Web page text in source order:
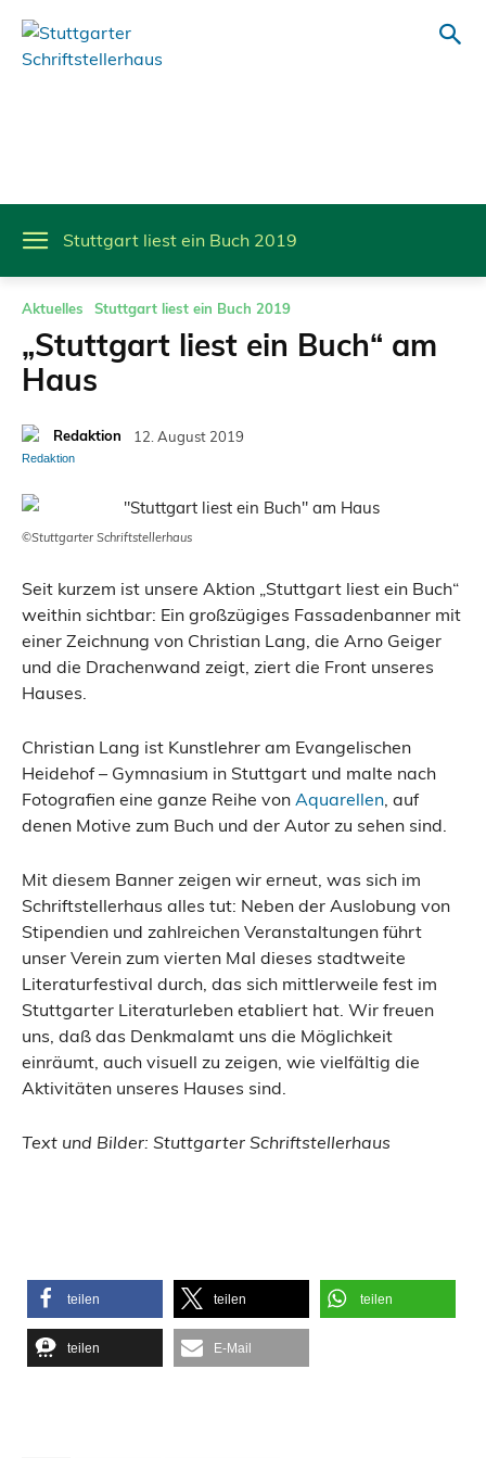
Stuttgart liest ein Buch 2019
Aktuelles Stuttgart liest ein Buch 2019
„Stuttgart liest ein Buch“ am
Haus
Redaktion 12. August 2019
©Stuttgarter Schriftstellerhaus
Seit kurzem ist unsere Aktion „Stuttgart liest ein Buch“
weithin sichtbar: Ein großzügiges Fassadenbanner mit
einer Zeichnung von Christian Lang, die Arno Geiger
und die Drachenwand zeigt, ziert die Front unseres
Hauses.
Christian Lang ist Kunstlehrer am Evangelischen
Heidehof – Gymnasium in Stuttgart und malte nach
Fotografien eine ganze Reihe von Aquarellen , auf
denen Motive zum Buch und der Autor zu sehen sind.
Mit diesem Banner zeigen wir erneut, was sich im
Schriftstellerhaus alles tut: Neben der Auslobung von
Stipendien und zahlreichen Veranstaltungen führt
unser Verein zum vierten Mal dieses stadtweite
Literaturfestival durch, das sich mittlerweile fest im
Stuttgarter Literaturleben etabliert hat. Wir freuen
uns, daß das Denkmalamt uns die Möglichkeit
einräumt, auch visuell zu zeigen, wie vielfältig die
Aktivitäten unseres Hauses sind.
Text und Bilder: Stuttgarter Schriftstellerhaus
teilen teilen teilen
teilen E-Mail